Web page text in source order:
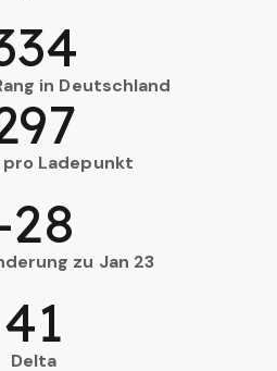
in Deutschland
pro Ladepunkt
zu Jan 23
28
Delta
41